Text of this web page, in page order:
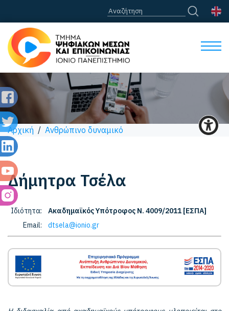
Αρχική / Ανθρώπινο δυναμικό
Δήμητρα Τσέλα
Ιδιότητα:
Ακαδημαϊκός Υπότροφος Ν. 4009/2011 [ΕΣΠΑ]
Email:
dtsela@ionio.gr